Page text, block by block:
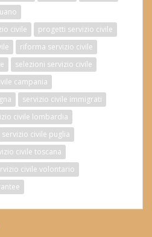
civile
progetti servizio civile
riforma servizio civile
selezioni servizio civile
campania
servizio civile immigrati
civile lombardia
servizio civile puglia
civile toscana
civile volontario